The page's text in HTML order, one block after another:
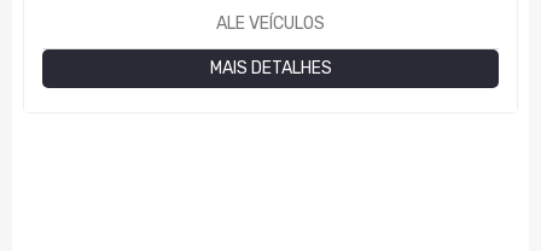
ALE VEÍCULOS
MAIS DETALHES